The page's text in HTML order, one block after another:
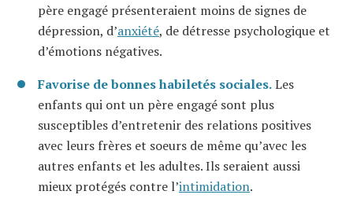
père engagé présenteraient moins de signes de
dépression, d’anxiété, de détresse psychologique et
d’émotions négatives.
Favorise de bonnes habiletés sociales.Les
enfants qui ont un père engagé sont plus
susceptibles d’entretenir des relations positives
avec leurs frères et soeurs de même qu’avec les
autres enfants et les adultes. Ils seraient aussi
mieux protégés contre l’intimidation.